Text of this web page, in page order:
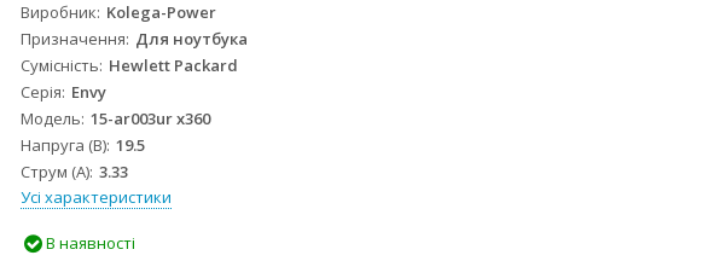
Виробник Kolega-Power
Призначення Для ноутбука
Сумісність Hewlett Packard
Серія Envy
Модель 15-ar003ur x360
Напруга (В) 19.5
Струм (А) 3.33
Усі характеристики
В наявності